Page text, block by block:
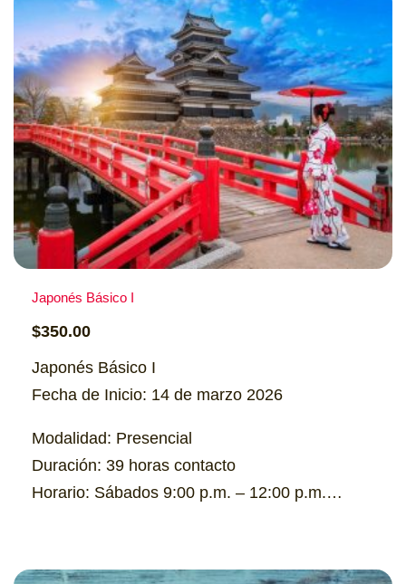
Japonés Básico I
$350.00
Japonés Básico I
Fecha de Inicio: 14 de marzo 2026
Modalidad: Presencial
Duración: 39 horas contacto
Horario: Sábados 9:00 p.m. – 12:00 p.m.
Información